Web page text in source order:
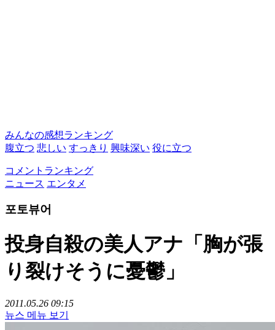
みんなの感想ランキング
腹立つ 悲しい すっきり 興味深い 役に立つ
コメントランキング
ニュース エンタメ
포토뷰어
投身自殺の美人アナ「胸が張
り裂けそうに憂鬱」
2011.05.26 09:15
뉴스 메뉴 보기